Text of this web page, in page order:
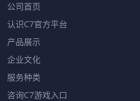
公司首页
认识C7官方平台
产品展示
企业文化
服务种类
咨询C7游戏入口